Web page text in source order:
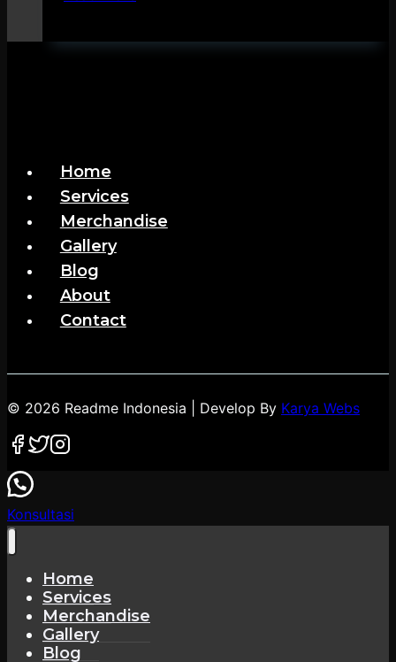
Dekorasi
Home
Services
Merchandise
Gallery
Blog
About
Contact
© 2026 Readme Indonesia | Develop By Karya Webs
Konsultasi
Home
Services
Merchandise
Gallery
Blog